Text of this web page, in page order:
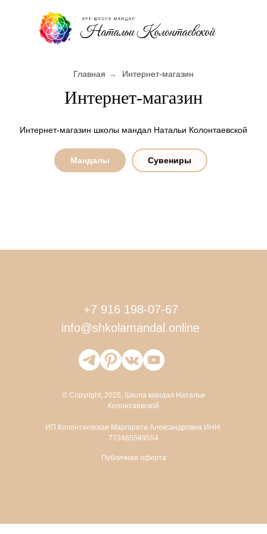
Главная → Интернет-магазин
Интернет-магазин
Интернет-магазин школы мандал Натальи Колонтаевской
Мандалы Сувениры
© Copyright, 2025, Школа мандал Натальи
Колонтаевской
ИП Колонтаевская Маргарита Александровна ИНН:
773465549554
Публичная оферта
+7 916 198-07-67
info@shkolamandal.online